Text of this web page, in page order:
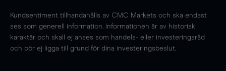
Kundsentiment tillhandahålls av CMC Markets och ska endast
ses som generell information. Informationen är av historisk
karaktär och skall ej anses som handels- eller investeringsråd
och bör ej ligga till grund för dina investeringsbeslut.